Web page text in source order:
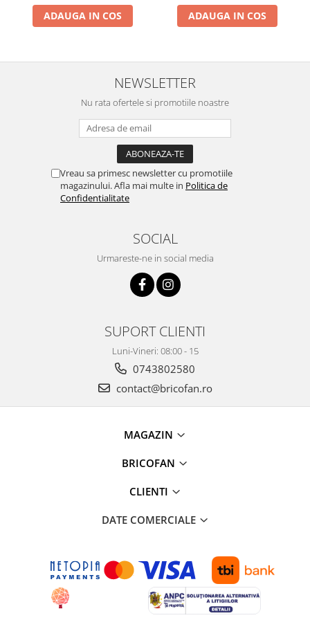
Instalatii de Craciun
Instalatii liniare si role de furtun
Instalatii Solare
Instalatii turturi-franjuri
Plasa 220V
Turturi/Franjuri 220V
Balamale si zavoare
Articole si accesorii birou
Storcatoare / Blendere
Echipamente de constructii si
Alte instrumente de constructie
Echipamente instalator
Masini electrice taiat caneluri
6-32 luni, Alb
ADAUGA IN COS ADAUGA IN COS
NEWSLETTER
Nu rata ofertele si promotiile noastre
Vreau sa primesc newsletter cu promotiile
magazinului. Afla mai multe in Politica de
Confidentialitate
SOCIAL
Urmareste-ne in social media
SUPORT CLIENTI
Luni-Vineri: 08:00 - 15
0743802580
contact@bricofan.ro
MAGAZIN
BRICOFAN
CLIENTI
DATE COMERCIALE